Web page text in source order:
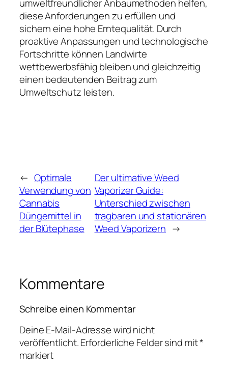
umweltfreundlicher Anbaumethoden helfen,
diese Anforderungen zu erfüllen und
sichern eine hohe Erntequalität. Durch
proaktive Anpassungen und technologische
Fortschritte können Landwirte
wettbewerbsfähig bleiben und gleichzeitig
einen bedeutenden Beitrag zum
Umweltschutz leisten.
← Optimale
Verwendung von
Cannabis
Düngemittel in
der Blütephase
Der ultimative Weed
Vaporizer Guide:
Unterschied zwischen
tragbaren und stationären
Weed Vaporizern →
Kommentare
Schreibe einen Kommentar
Deine E-Mail-Adresse wird nicht
veröffentlicht.Erforderliche Felder sind mit*
markiert